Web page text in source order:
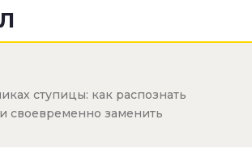
ступицы: как распознать
своевременно заменить